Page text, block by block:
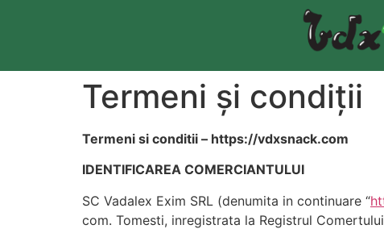
Termeni și condiții
Termeni si conditii – https://vdxsnack.com
IDENTIFICAREA COMERCIANTULUI
SC Vadalex Exim SRL (denumita in continuare “
com. Tomesti, inregistrata la Registrul